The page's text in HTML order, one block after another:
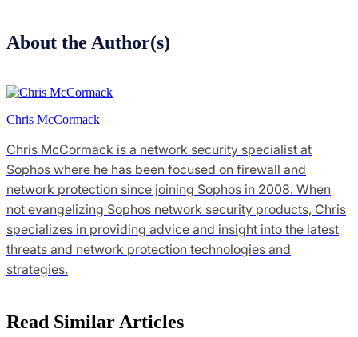
About the Author(s)
Chris McCormack
Chris McCormack is a network security specialist at
Sophos where he has been focused on firewall and
network protection since joining Sophos in 2008. When
not evangelizing Sophos network security products, Chris
specializes in providing advice and insight into the latest
threats and network protection technologies and
strategies.
Read Similar Articles